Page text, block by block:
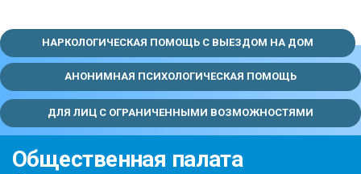
НАРКОЛОГИЧЕСКАЯ ПОМОЩЬ С ВЫЕЗДОМ НА ДОМ
АНОНИМНАЯ ПСИХОЛОГИЧЕСКАЯ ПОМОЩЬ
ДЛЯ ЛИЦ С ОГРАНИЧЕННЫМИ ВОЗМОЖНОСТЯМИ
Общественная палата